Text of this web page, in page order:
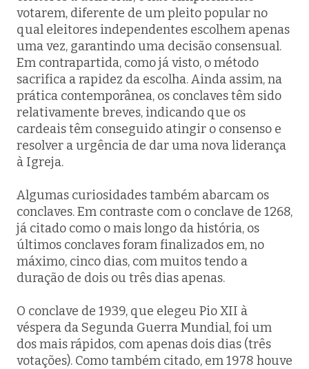
votarem, diferente de um pleito popular no
qual eleitores independentes escolhem apenas
uma vez, garantindo uma decisão consensual.
Em contrapartida, como já visto, o método
sacrifica a rapidez da escolha. Ainda assim, na
prática contemporânea, os conclaves têm sido
relativamente breves, indicando que os
cardeais têm conseguido atingir o consenso e
resolver a urgência de dar uma nova liderança
à Igreja.
Algumas curiosidades também abarcam os
conclaves. Em contraste com o conclave de 1268,
já citado como o mais longo da história, os
últimos conclaves foram finalizados em, no
máximo, cinco dias, com muitos tendo a
duração de dois ou três dias apenas.
O conclave de 1939, que elegeu Pio XII à
véspera da Segunda Guerra Mundial, foi um
dos mais rápidos, com apenas dois dias (três
votações). Como também citado, em 1978 houve